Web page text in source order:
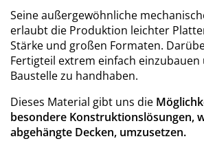
Seine außergewöhnliche
erlaubt die Produktion leichter
Stärke und großen Formaten.
Fertigteil extrem einfach
Baustelle zu handhaben.
Dieses Material gibt uns die
besondere Konstruktionslösungen,
abgehängte Decken, umzusetzen.